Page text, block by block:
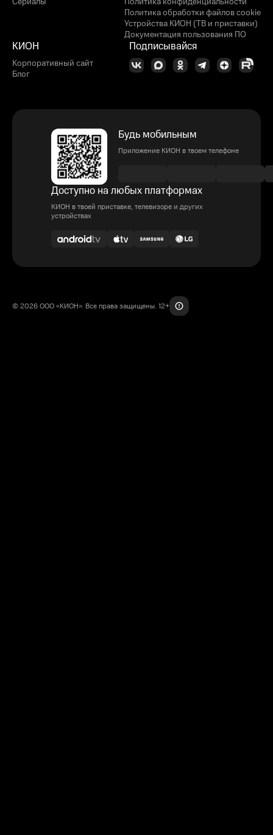
Политика обработки файлов cookie
Устройства КИОН (ТВ и приставки)
Документация пользования ПО
КИОН
Корпоративный сайт
Блог
Подписывайся
Будь мобильным
Приложение КИОН в твоем телефоне
Доступно на любых платформах
КИОН в твоей приставке, телевизоре и других
устройствах
© 2026 ООО «КИОН». Все права защищены. 12+